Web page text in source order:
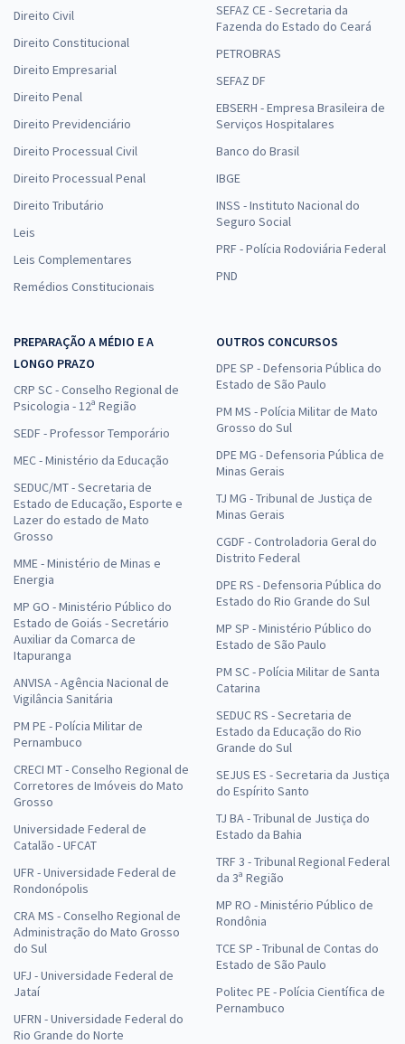
Direito Civil
Direito Constitucional
Direito Empresarial
Direito Penal
Direito Previdenciário
Direito Processual Civil
Direito Processual Penal
Direito Tributário
Leis
Leis Complementares
Remédios Constitucionais
SEFAZ CE - Secretaria da
Fazenda do Estado do Ceará
PETROBRAS
SEFAZ DF
EBSERH - Empresa Brasileira de
Serviços Hospitalares
Banco do Brasil
IBGE
INSS - Instituto Nacional do
Seguro Social
PRF - Polícia Rodoviária Federal
PND
PREPARAÇÃO A MÉDIO E A
LONGO PRAZO
CRP SC - Conselho Regional de
Psicologia - 12ª Região
SEDF - Professor Temporário
MEC - Ministério da Educação
SEDUC/MT - Secretaria de
Estado de Educação, Esporte e
Lazer do estado de Mato
Grosso
MME - Ministério de Minas e
Energia
MP GO - Ministério Público do
Estado de Goiás - Secretário
Auxiliar da Comarca de
Itapuranga
ANVISA - Agência Nacional de
Vigilância Sanitária
PM PE - Polícia Militar de
Pernambuco
CRECI MT - Conselho Regional de
Corretores de Imóveis do Mato
Grosso
Universidade Federal de
Catalão - UFCAT
UFR - Universidade Federal de
Rondonópolis
CRA MS - Conselho Regional de
Administração do Mato Grosso
do Sul
UFJ - Universidade Federal de
Jataí
UFRN - Universidade Federal do
Rio Grande do Norte
OUTROS CONCURSOS
DPE SP - Defensoria Pública do
Estado de São Paulo
PM MS - Polícia Militar de Mato
Grosso do Sul
DPE MG - Defensoria Pública de
Minas Gerais
TJ MG - Tribunal de Justiça de
Minas Gerais
CGDF - Controladoria Geral do
Distrito Federal
DPE RS - Defensoria Pública do
Estado do Rio Grande do Sul
MP SP - Ministério Público do
Estado de São Paulo
PM SC - Polícia Militar de Santa
Catarina
SEDUC RS - Secretaria de
Estado da Educação do Rio
Grande do Sul
SEJUS ES - Secretaria da Justiça
do Espírito Santo
TJ BA - Tribunal de Justiça do
Estado da Bahia
TRF 3 - Tribunal Regional Federal
da 3ª Região
MP RO - Ministério Público de
Rondônia
TCE SP - Tribunal de Contas do
Estado de São Paulo
Politec PE - Polícia Científica de
Pernambuco